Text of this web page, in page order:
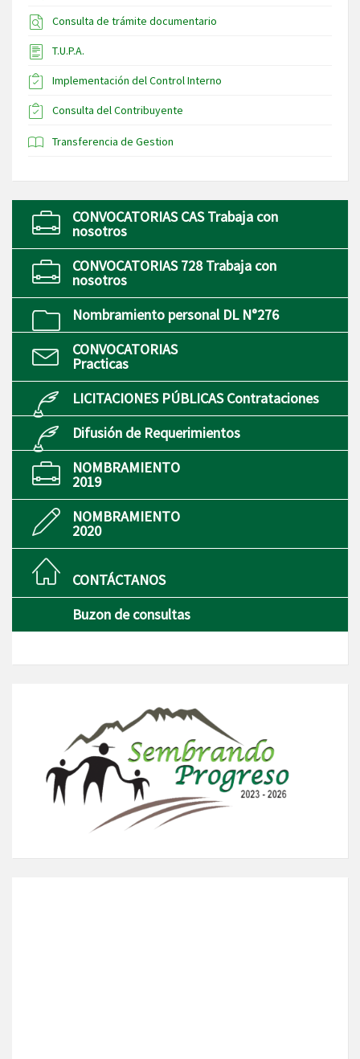
Consulta de trámite documentario
T.U.P.A.
Implementación del Control Interno
Consulta del Contribuyente
Transferencia de Gestion
CONVOCATORIAS CAS Trabaja con
nosotros
CONVOCATORIAS 728 Trabaja con
nosotros
Nombramiento personal DL N°276
CONVOCATORIAS
Practicas
LICITACIONES PÚBLICAS Contrataciones
Difusión de Requerimientos
NOMBRAMIENTO
2019
NOMBRAMIENTO
2020
CONTÁCTANOS
Buzon de consultas